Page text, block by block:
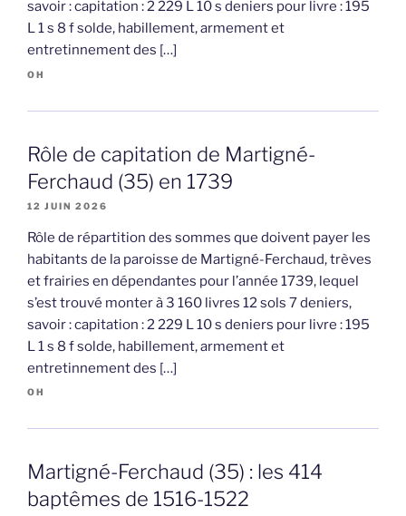
savoir : capitation : 2 229 L 10 s deniers pour livre : 195
L 1 s 8 f solde, habillement, armement et
entretinnement des […]
OH
Rôle de capitation de Martigné-
Ferchaud (35) en 1739
12 JUIN 2026
Rôle de répartition des sommes que doivent payer les
habitants de la paroisse de Martigné-Ferchaud, trèves
et frairies en dépendantes pour l’année 1739, lequel
s’est trouvé monter à 3 160 livres 12 sols 7 deniers,
savoir : capitation : 2 229 L 10 s deniers pour livre : 195
L 1 s 8 f solde, habillement, armement et
entretinnement des […]
OH
Martigné-Ferchaud (35) : les 414
baptêmes de 1516-1522